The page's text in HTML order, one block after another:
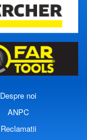
Despre noi
ANPC
Reclamatii